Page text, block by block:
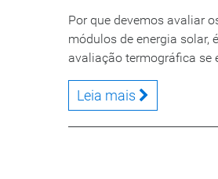
Por que devemos avaliar
módulos de energia solar,
avaliação termográfica se
Leia mais